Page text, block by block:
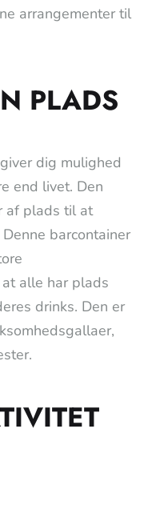
arrangementer til
PLADS
dig mulighed
end livet. Den
af plads til at
barcontainer
alle har plads
drinks. Den er